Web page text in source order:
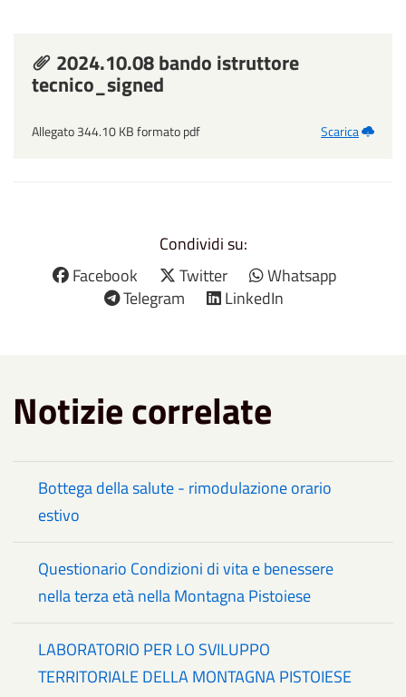
2024.10.08 bando istruttore
tecnico_signed
Allegato 344.10 KB formato pdf Scarica
Condividi su:
Facebook
Twitter
Whatsapp
Telegram
LinkedIn
Notizie correlate
Bottega della salute - rimodulazione orario
estivo
Questionario Condizioni di vita e benessere
nella terza età nella Montagna Pistoiese
LABORATORIO PER LO SVILUPPO
TERRITORIALE DELLA MONTAGNA PISTOIESE